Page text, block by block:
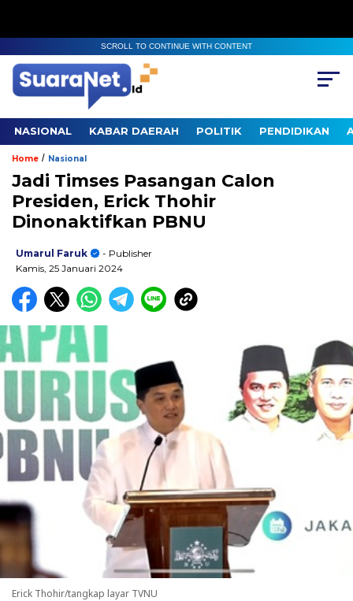
SCROLL TO CONTINUE WITH CONTENT
NASIONAL KABAR DAERAH POLITIK PENDIDIKAN
Home / Nasional
Jadi Timses Pasangan Calon
Presiden, Erick Thohir
Dinonaktifkan PBNU
Umarul Faruk
- Publisher
Kamis, 25 Januari 2024
Erick Thohir/tangkap layar TVNU